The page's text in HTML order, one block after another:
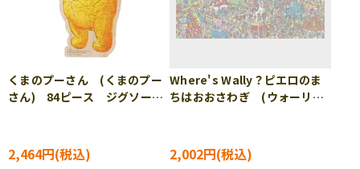
くまのプーさん (くまのプー
さん) 84ピース ジグソーパ
2,464円
Where's Wally？ピエロのま
ちはおおさわぎ (ウォーリー
2,002円